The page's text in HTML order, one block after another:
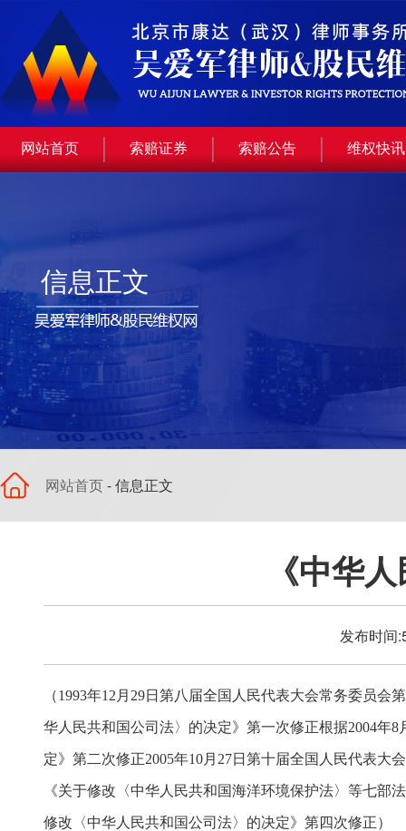
网站首页 索赔证券 索赔公告 维权快讯
信息正文
网站首页- 信息正文
《中华
发布时间
（1993年12月29日第八届全国人民代表大会常务委员
华人民共和国公司法〉的决定》第一次修正根据2004年
定》第二次修正2005年10月27日第十届全国人民代表大
《关于修改〈中华人民共和国海洋环境保护法〉等七部
修改〈中华人民共和国公司法〉的决定》第四次修正）